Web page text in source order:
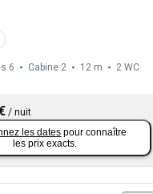
6 Cabine 2 12 m 2 WC
/ nuit
les dates pour connaître
les prix exacts.